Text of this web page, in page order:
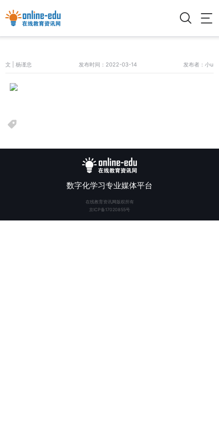
文 | 杨谨忠 发布时间：2022-03-14 发布者：小u
数字化学习专业媒体平台
在线教育资讯网版权所有
京ICP备17020855号